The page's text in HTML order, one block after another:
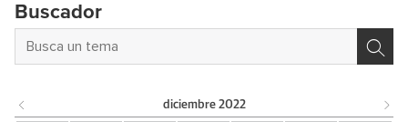
Buscador
diciembre 2022